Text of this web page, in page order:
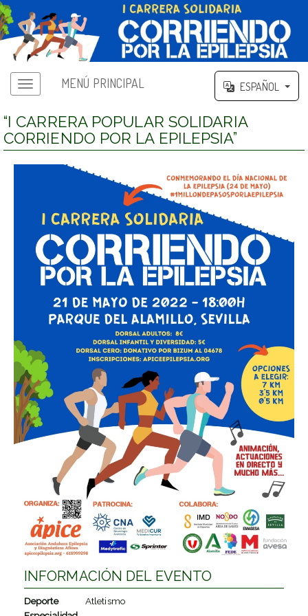
MENÚ PRINCIPAL ESPAÑOL
“I CARRERA POPULAR SOLIDARIA
CORRIENDO POR LA EPILEPSIA”
INFORMACIÓN DEL EVENTO
Deporte
Atletismo